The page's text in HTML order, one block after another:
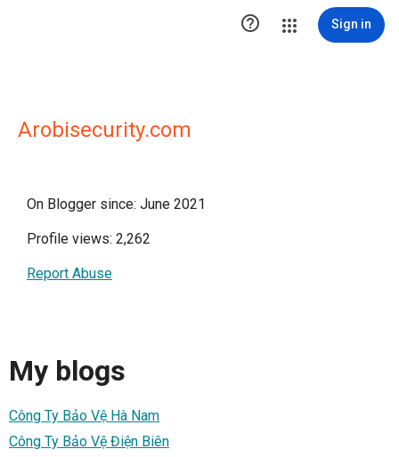
 Sign in
Arobisecurity.com
On Blogger since: June 2021
Profile views: 2,262
Report Abuse
My blogs
Công Ty Bảo Vệ Hà Nam
Công Ty Bảo Vệ Điện Biên